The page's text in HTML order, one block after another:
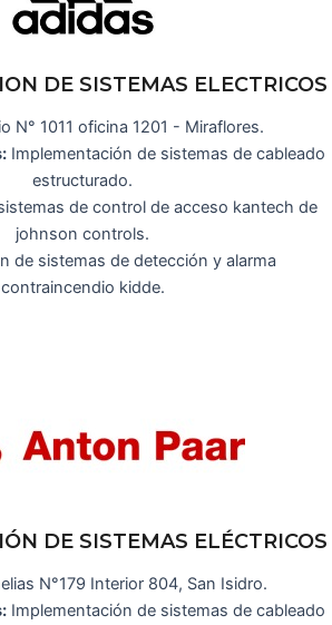
DE SISTEMAS ELECTRICOS
N° 1011 oficina 1201 - Miraflores.
Implementación de sistemas de cableado
estructurado.
de control de acceso kantech de
johnson controls.
de sistemas de detección y alarma
contraincendio kidde.
DE SISTEMAS ELÉCTRICOS
N°179 Interior 804, San Isidro.
Implementación de sistemas de cableado